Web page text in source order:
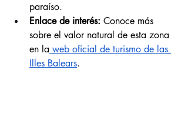
paraíso.
Enlace de interés: Conoce más
sobre el valor natural de esta zona
en la web oficial de turismo de las
Illes Balears.